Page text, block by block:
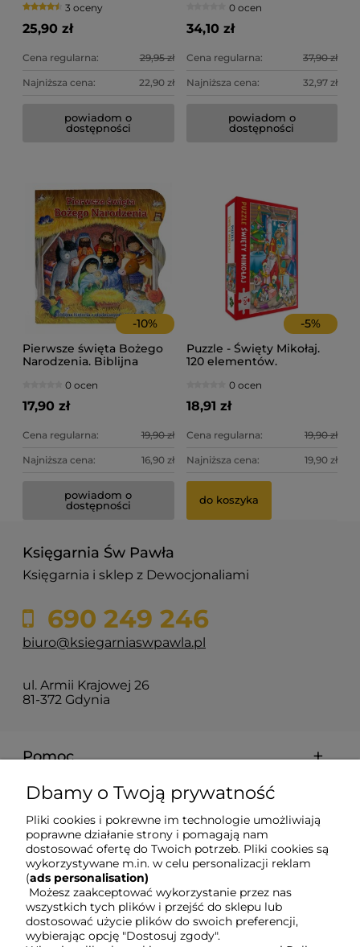
3 oceny
25,90 zł
Cena regularna: 29,95 zł
Najniższa cena: 22,90 zł
powiadom o
dostępności
0 ocen
34,10 zł
Cena regularna: 37,90 zł
Najniższa cena: 32,97 zł
powiadom o
dostępności
-10%
Pierwsze święta Bożego
Narodzenia. Biblijna
okienkami.
0 ocen
17,90 zł
Cena regularna: 19,90 zł
Najniższa cena: 16,90 zł
powiadom o
dostępności
-5%
Puzzle - Święty Mikołaj.
120 elementów.
0 ocen
18,91 zł
Cena regularna: 19,90 zł
Najniższa cena: 19,90 zł
do koszyka
Księgarnia Św Pawła
Księgarnia i sklep z Dewocjonaliami
690 249 246
biuro@ksiegarniaswpawla.pl
ul. Armii Krajowej 26
81-372 Gdynia
Pomoc
Dostawa i koszty
Moje konto
Gwarancja i zwroty
O firmie
Dbamy o Twoją prywatność
Pliki cookies i pokrewne im technologie umożliwiają
poprawne działanie strony i pomagają nam
dostosować ofertę do Twoich potrzeb. Pliki cookies są
wykorzystywane m.in. w celu personalizacji reklam
(ads personalisation)
Możesz zaakceptować wykorzystanie przez nas
wszystkich tych plików i przejść do sklepu lub
dostosować użycie plików do swoich preferencji,
wybierając opcję "Dostosuj zgody".